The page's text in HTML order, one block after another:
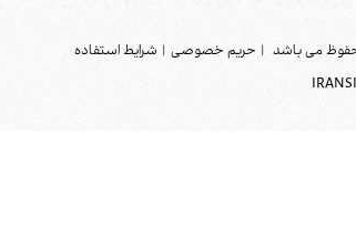
می باشد | حریم خصوصی | شرایط استفاده